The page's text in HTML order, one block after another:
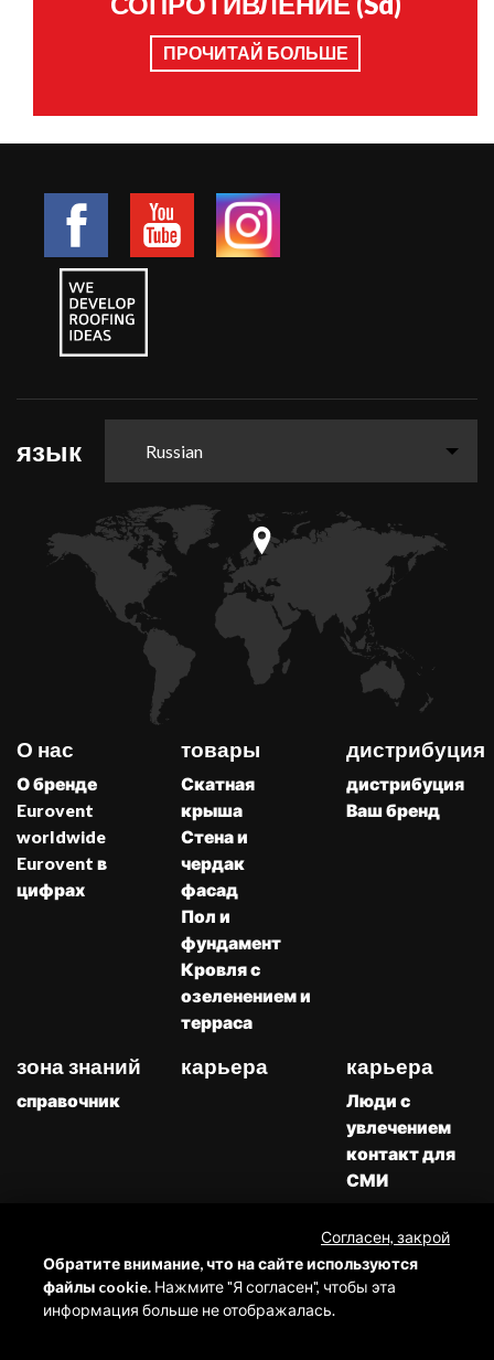
ПРОЧИТАЙ БОЛЬШЕ
язык Russian
О нас
О бренде
Eurovent
worldwide
Eurovent в
цифрах
товары
Скатная
крыша
Стена и
чердак
фасад
Пол и
фундамент
Кровля с
озеленением и
терраса
дистрибуция
дистрибуция
Ваш бренд
зона знаний
справочник
карьера карьера
Люди с
увлечением
контакт для
СМИ
Жалобы
Обратите внимание, что на сайте используются
файлы cookie. Нажмите "Я согласен", чтобы эта
информация больше не отображалась.
Согласен, закрой